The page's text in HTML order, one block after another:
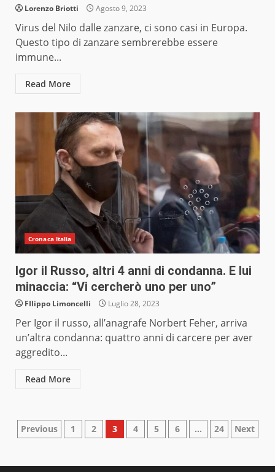
Lorenzo Briotti Agosto 9, 2023
Virus del Nilo dalle zanzare, ci sono casi in Europa.
Questo tipo di zanzare sembrerebbe essere
immune...
Read More
Cronaca Italia
Igor il Russo, altri 4 anni di condanna. E lui
minaccia: “Vi cercherò uno per uno”
FIlippo Limoncelli Luglio 28, 2023
Per Igor il russo, all’anagrafe Norbert Feher, arriva
un’altra condanna: quattro anni di carcere per aver
aggredito...
Read More
Paginazione
Previous 1 2 3 4 5 6 … 24 Next